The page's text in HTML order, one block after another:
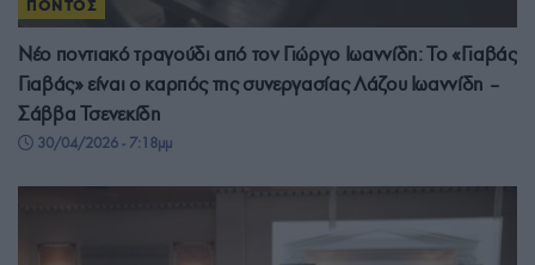
ΠΟΝΤΟΣ
Νέο ποντιακό τραγούδι από τον Γιώργο Ιωαννίδη: Το «Γιαβάς
Γιαβάς» είναι ο καρπός της συνεργασίας Λάζου Ιωαννίδη –
Σάββα Τσενεκίδη
30/04/2026 - 7:18μμ